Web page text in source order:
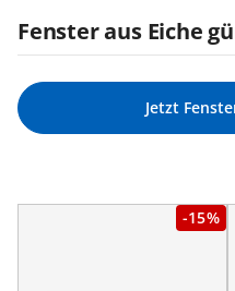
Fenster aus Eiche
Jetzt
-15%